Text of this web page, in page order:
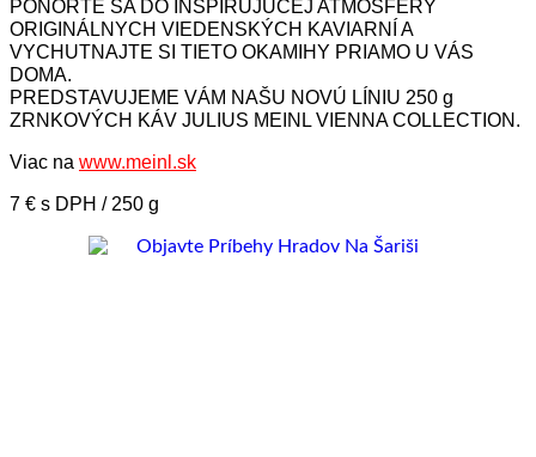
PONORTE SA DO INŠPIRUJÚCEJ ATMOSFÉRY
ORIGINÁLNYCH VIEDENSKÝCH KAVIARNÍ A
VYCHUTNAJTE SI TIETO OKAMIHY PRIAMO U VÁS
DOMA.
PREDSTAVUJEME VÁM NAŠU NOVÚ LÍNIU 250 g
ZRNKOVÝCH KÁV JULIUS MEINL VIENNA COLLECTION.
Viac na www.meinl.sk
7 € s DPH / 250 g